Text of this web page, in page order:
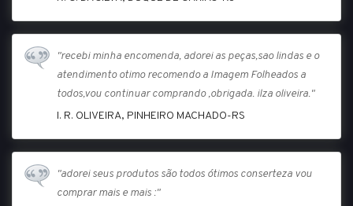
"recebi minha encomenda, adorei as peças,sao lindas e o
atendimento otimo recomendo a Imagem Folheados a
todos,vou continuar comprando ,obrigada. ilza oliveira."
I. R. OLIVEIRA, PINHEIRO MACHADO-RS
"adorei seus produtos são todos ótimos conserteza vou
comprar mais e mais :"